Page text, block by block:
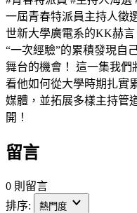
一屆青春特派員主持人徵
世新大學廣電系的KK赫
“一次經驗”的累積發現自
舞台的機會！ 這一集我
看他如何從大學時期扎實
媒體，並拓展多樣主持管
開！
留言
0 則留言
排序:
熱門度